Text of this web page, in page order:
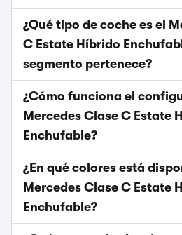
¿Qué tipo de coche es el
C Estate Híbrido
segmento pertenece?
¿Cómo funciona el
Mercedes Clase C Estate
Enchufable?
¿En qué colores está
Mercedes Clase C Estate
Enchufable?